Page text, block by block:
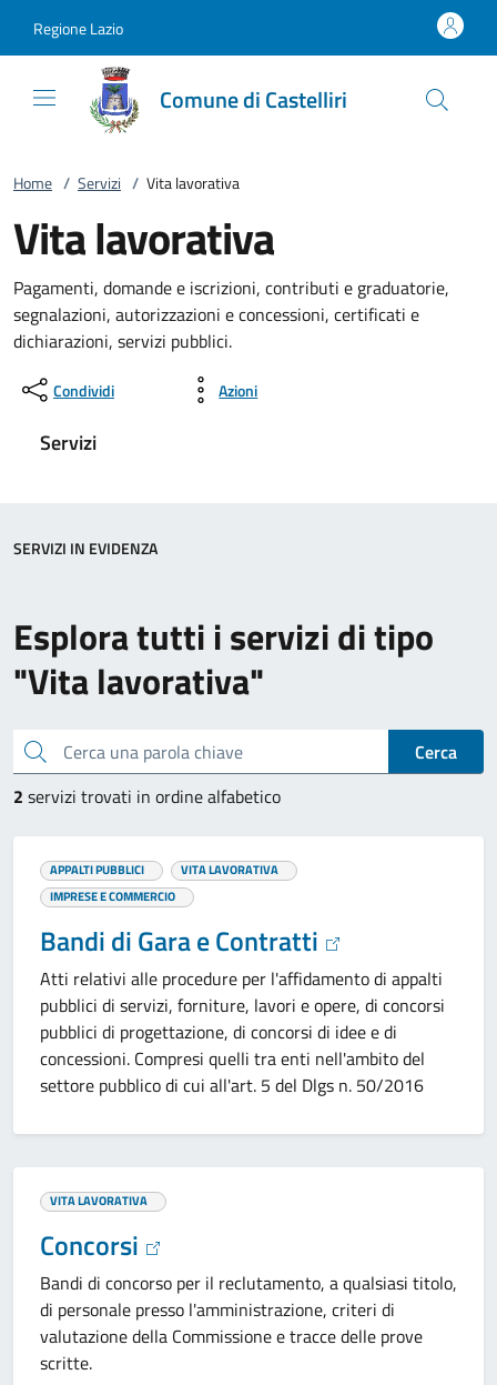
Regione Lazio
Comune di Castelliri
Home / Servizi / Vita lavorativa
Vita lavorativa
Pagamenti, domande e iscrizioni, contributi e graduatorie,
segnalazioni, autorizzazioni e concessioni, certificati e
dichiarazioni, servizi pubblici.
Condividi Azioni
Servizi
Esplora tutti i servizi di tipo
"Vita lavorativa"
Cerca una parola chiave
Cerca
2 servizi trovati in ordine alfabetico
APPALTI PUBBLICI
VITA LAVORATIVA
IMPRESE E COMMERCIO
Bandi di Gara e Contratti
Atti relativi alle procedure per l'affidamento di appalti
pubblici di servizi, forniture, lavori e opere, di concorsi
pubblici di progettazione, di concorsi di idee e di
concessioni. Compresi quelli tra enti nell'ambito del
settore pubblico di cui all'art. 5 del Dlgs n. 50/2016
VITA LAVORATIVA
Concorsi
Bandi di concorso per il reclutamento, a qualsiasi titolo,
di personale presso l'amministrazione, criteri di
valutazione della Commissione e tracce delle prove
scritte.
SERVIZI IN EVIDENZA